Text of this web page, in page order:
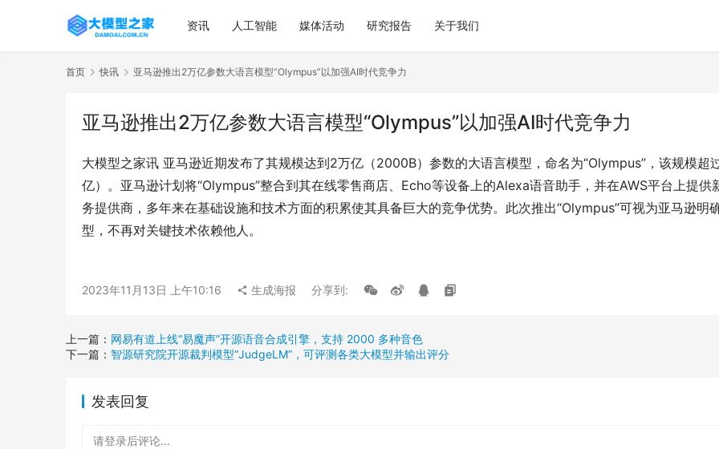
资讯 人工智能 媒体活动 研究报告 关于我们
首页 快讯 亚马逊推出2万亿参数大语言模型“Olympus”以加强AI时代竞争力
亚马逊推出2万亿参数大语言模型“Olympus”以加强AI时代竞争力
大模型之家讯 亚马逊近期发布了其规模达到2万亿（2000B）参数的大语言模型，命名为“Olympus”，该规模超
亿）。亚马逊计划将“Olympus”整合到其在线零售商店、Echo等设备上的Alexa语音助手，并在AWS平台上提
务提供商，多年来在基础设施和技术方面的积累使其具备巨大的竞争优势。此次推出“Olympus”可视为亚马逊
型，不再对关键技术依赖他人。
2023年11月13日 上午10:16 生成海报 分享到:
上一篇： 网易有道上线“易魔声”开源语音合成引擎，支持 2000 多种音色
下一篇： 智源研究院开源裁判模型“JudgeLM”，可评测各类大模型并输出评分
发表回复
请登录后评论...